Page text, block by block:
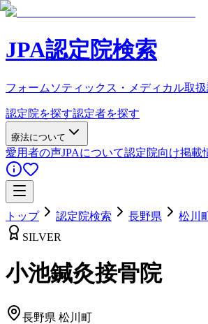
JPA認定院検索
フォームソティックス・メディカル取
認定院を探す認定者を探す
療法について
愛用者の声JPAについて認定院向け掲載
トップ 認定院検索 長野県 松川
SILVER
小池鍼灸接骨院
長野県 松川町